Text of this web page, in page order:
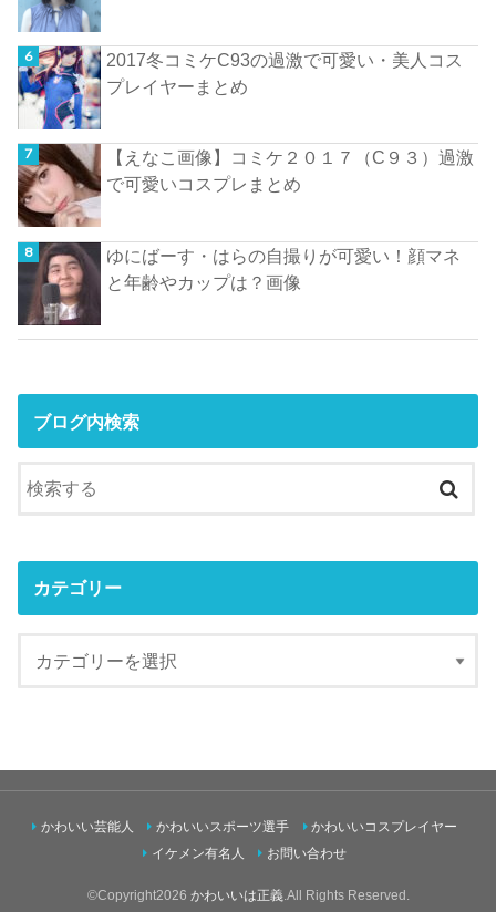
2017冬コミケC93の過激で可愛い・美人コス
プレイヤーまとめ
【えなこ画像】コミケ２０１７（C９３）過激
で可愛いコスプレまとめ
ゆにばーす・はらの自撮りが可愛い！顔マネ
と年齢やカップは？画像
ブログ内検索
カテゴリー
かわいい芸能人 かわいいスポーツ選手
かわいいコスプレイヤー
イケメン有名人
お問い合わせ
©Copyright2026 かわいいは正義.All Rights Reserved.